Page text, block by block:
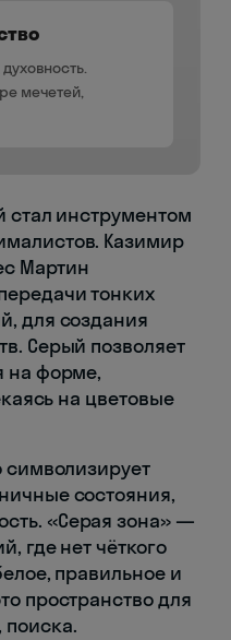
мечетей,
стал инструментом
Казимир
Мартин
тонких
для создания
Серый позволяет
на форме,
на цветовые
символизирует
состояния,
«Серая зона» —
где нет чёткого
правильное и
пространство для